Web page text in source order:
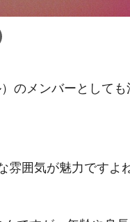
のメンバーとして
囲気が魅力ですよね